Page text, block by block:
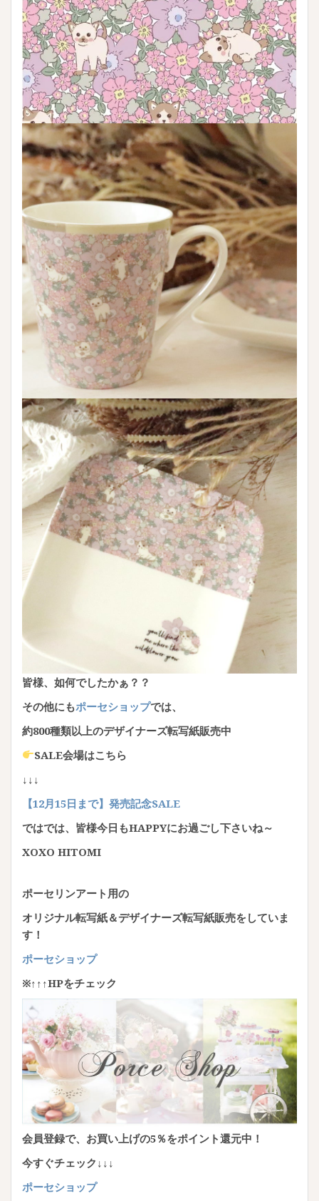
皆様、如何でしたかぁ？？
その他にもポーセショップでは、
約800種類以上のデザイナーズ転写紙販売中
SALE会場はこちら
↓↓↓
【12月15日まで】発売記念SALE
ではでは、皆様今日もHAPPYにお過ごし下さいね～
XOXO HITOMI
ポーセリンアート用の
オリジナル転写紙＆デザイナーズ転写紙販売をしていま
す！
ポーセショップ
※↑↑↑HPをチェック
会員登録で、お買い上げの5％をポイント還元中！
今すぐチェック↓↓↓
ポーセショップ